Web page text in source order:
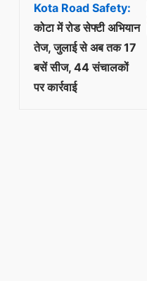
Kota Road Safety:
कोटा में रोड सेफ्टी अभियान
तेज, जुलाई से अब तक 17
बसें सीज, 44 संचालकों
पर कार्रवाई